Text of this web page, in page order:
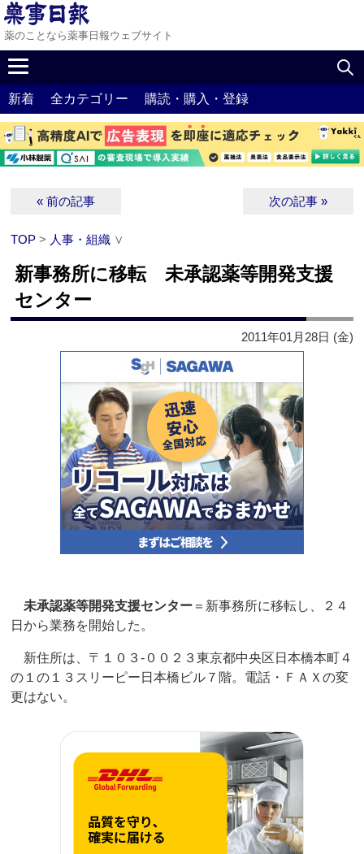
薬のことなら薬事日報ウェブサイト
新着 全カテゴリー 購読・購入・登録
« 前の記事 次の記事 »
TOP > 人事・組織 ∨
新事務所に移転 未承認薬等開発支援
センター
2011年01月28日 (金)
未承認薬等開発支援センター ＝新事務所に移転し、２４
日から業務を開始した。
新住所は、〒１０３‐００２３東京都中央区日本橋本町４
の１の１３スリーピー日本橋ビル７階。電話・ＦＡＸの変
更はない。